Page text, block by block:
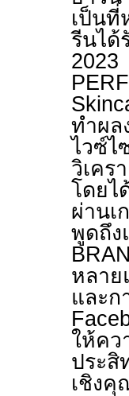
เป็น
รีนได้
ทำผล
ไวซ์
วิเคร
โดย
ผ่าน
พูดถึ
หลา
และ
ให้ค
ประ
เชิง